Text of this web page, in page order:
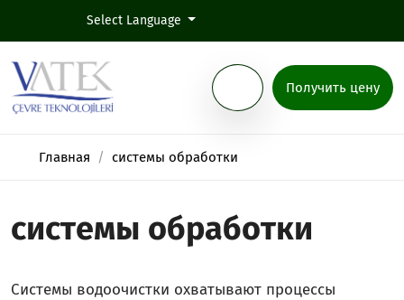
Select Language
Получить цену
Главная системы обработки
системы обработки
Системы водоочистки охватывают процессы